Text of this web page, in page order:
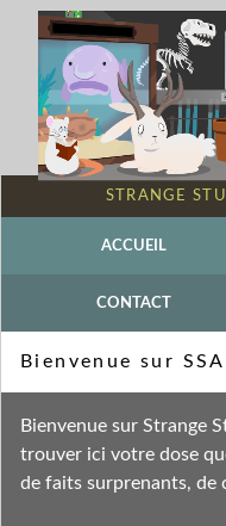
STRANGE
ACCUEIL
CONTACT
Fil des commentaires
Bienvenue sur
Bienvenue sur Strange
trouver ici votre dose
de faits surprenants, de